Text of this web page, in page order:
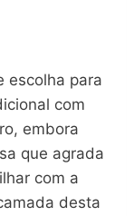
escolha para
com
embora
que agrada
com a
desta